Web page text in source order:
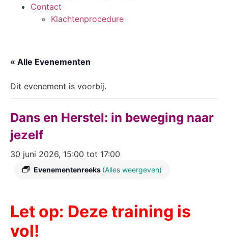
Contact
Klachtenprocedure
« Alle Evenementen
Dit evenement is voorbij.
Dans en Herstel: in beweging naar
jezelf
30 juni 2026, 15:00 tot 17:00
Evenementenreeks (Alles weergeven)
Let op: Deze training is
vol!